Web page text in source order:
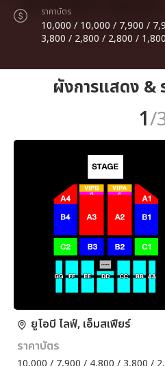
ราคาบัตร
10,000 / 10,000 / 7,900 /
3,800 / 2,800 / 2,800 /
ผังการแสดง &
1/
ยูโอบี ไลฟ์, เอ็มสเฟียร์
ราคาบัตร